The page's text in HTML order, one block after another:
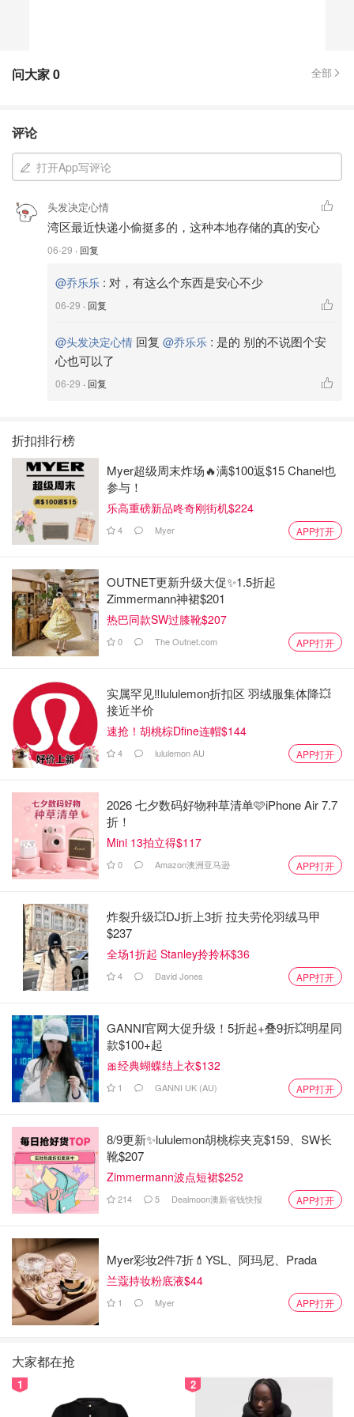
问大家0 全部
评论
打开App写评论
头发决定心情
湾区最近快递小偷挺多的，这种本地存储的真的安心
06-29 · 回复
@乔乐乐 : 对，有这么个东西是安心不少
06-29 · 回复
@头发决定心情 回复 @乔乐乐 : 是的 别的不说图个安
心也可以了
06-29 · 回复
折扣排行榜
Myer超级周末炸场🔥满$100返$15 Chanel也
参与！
乐高重磅新品咚奇刚街机$224
4 Myer APP打开
OUTNET更新升级大促✨1.5折起
Zimmermann神裙$201
热巴同款SW过膝靴$207
0 The Outnet.com APP打开
实属罕见‼️lululemon折扣区 羽绒服集体降💥
接近半价
速抢！胡桃棕Dfine连帽$144
4 lululemon AU APP打开
2026 七夕数码好物种草清单🩷iPhone Air 7.7
折！
Mini 13拍立得$117
0 Amazon澳洲亚马逊 APP打开
炸裂升级💥DJ折上3折 拉夫劳伦羽绒马甲
$237
全场1折起 Stanley拎拎杯$36
4 David Jones APP打开
GANNI官网大促升级！5折起+叠9折💥明星同
款$100+起
🎀经典蝴蝶结上衣$132
1 GANNI UK (AU) APP打开
8/9更新✨lululemon胡桃棕夹克$159、SW长
靴$207
Zimmermann波点短裙$252
214 5 Dealmoon澳新省钱快报 APP打开
Myer彩妆2件7折💄YSL、阿玛尼、Prada
兰蔻持妆粉底液$44
1 Myer APP打开
大家都在抢
1 2